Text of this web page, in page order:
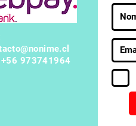
+56 973741964